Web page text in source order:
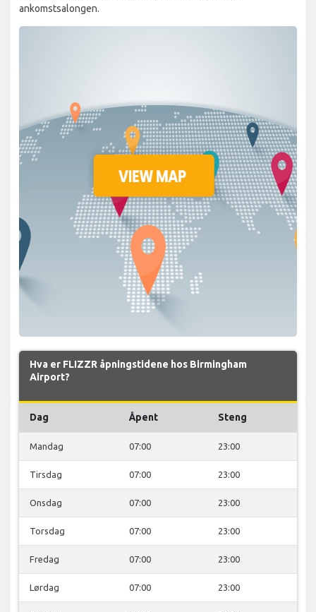
ankomstsalongen.
Hva er FLIZZR åpningstidene hos Birmingham
Airport?
Dag Åpent Steng
Mandag 07:00 23:00
Tirsdag 07:00 23:00
Onsdag 07:00 23:00
Torsdag 07:00 23:00
Fredag 07:00 23:00
Lørdag 07:00 23:00